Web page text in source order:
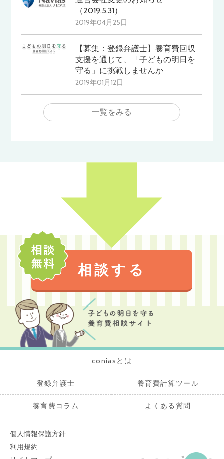
（2019.5.31）
2019年04月25日
【募集：登録弁護士】養育費回収
支援を通じて、「子どもの明日を
守る」に挑戦しませんか
2019年01月12日
一覧をみる
相談する
coniasとは
登録弁護士 養育費計算ツール
養育費コラム よくある質問
個人情報保護方針
利用規約